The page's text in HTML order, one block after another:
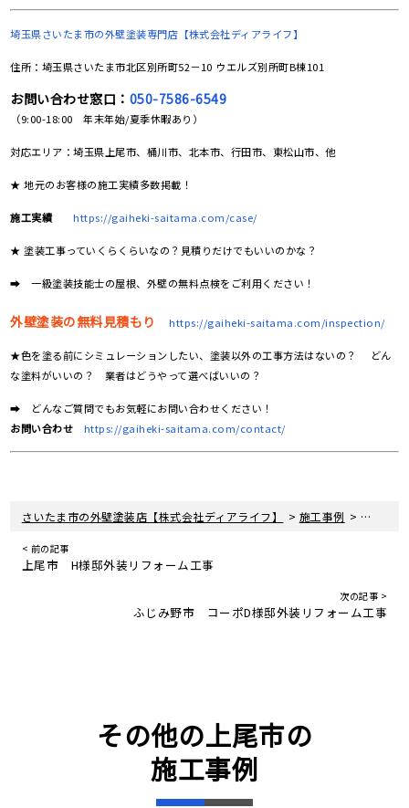
埼玉県さいたま市の外壁塗装専門店【株式会社ディアライフ】
住所：埼玉県さいたま市北区別所町52－10 ウエルズ別所町B棟101
お問い合わせ窓口： 050-7586-6549
（9:00-18:00 年末年始/夏季休暇あり）
対応エリア：埼玉県上尾市、桶川市、北本市、行田市、東松山市、他
★ 地元のお客様の施工実績多数掲載！
施工実績 https://gaiheki-saitama.com/case/
★ 塗装工事っていくらくらいなの？見積りだけでもいいのかな？
➡ 一級塗装技能士の屋根、外壁の無料点検をご利用ください！
外壁塗装の無料見積もり https://gaiheki-saitama.com/inspection/
★色を塗る前にシミュレーションしたい、塗装以外の工事方法はないの？ どん
な塗料がいいの？ 業者はどうやって選べばいいの？
➡ どんなご質問でもお気軽にお問い合わせください！
お問い合わせ
https://gaiheki-saitama.com/contact/
さいたま市の外壁塗装店【株式会社ディアライフ】 > 施工事例 > 上尾市
< 前の記事
上尾市 H様邸外装リフォーム工事
次の記事 >
ふじみ野市 コーポD様邸外装リフォーム工事
その他の上尾市の
施工事例